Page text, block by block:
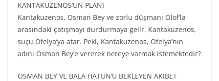
KANTAKUZENOS’UN PLANI
Kantakuzenos, Osman Bey ve zorlu düşmanı Olof’la
arasındaki çatışmayı durdurmaya gelir. Kantakuzenos,
suçu Ofelya’ya atar. Peki, Kantakuzenos, Ofelya’nın
adını Osman Bey’e vererek nereye varmak istemektedir?
OSMAN BEY VE BALA HATUN’U BEKLEYEN AKIBET